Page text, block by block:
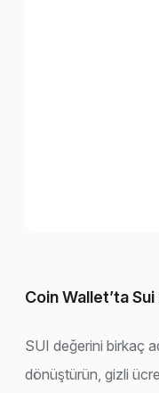
Coin Wallet’ta
SUI değerini birkaç
dönüştürün, gizli